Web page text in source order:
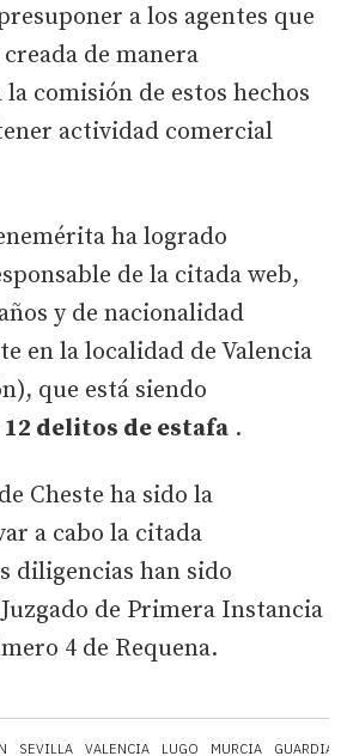
SEVILLA VALENCIA LUGO MURCIA GUARDIA
a los agentes que
de manera
comisión de estos hechos
actividad comercial
ha logrado
de la citada web,
y de nacionalidad
en la localidad de Valencia
que está siendo
delitos de estafa .
Cheste ha sido la
a cabo la citada
diligencias han sido
de Primera Instancia
4 de Requena.